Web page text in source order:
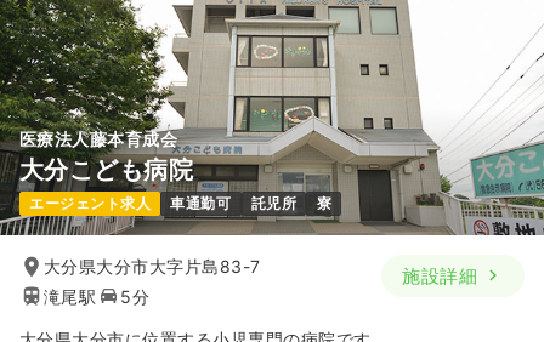
※一例
時間 8:30～17:30
4週8休以上
担当業務未経験可
第二新卒可
月給25万円以上可
気になる 詳細を見る
日勤のみ（パート） 一時募集休止
給与 時給1,250 円〜
時間 8:30～17:30
医療法人藤本育成会
大分こども病院
エージェント求人 車通勤可 託児所 寮
大分県大分市大字片島83-7
滝尾駅
5分
施設詳細